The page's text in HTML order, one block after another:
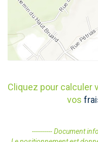
Cliquez pour calculer
vos
---------- Document